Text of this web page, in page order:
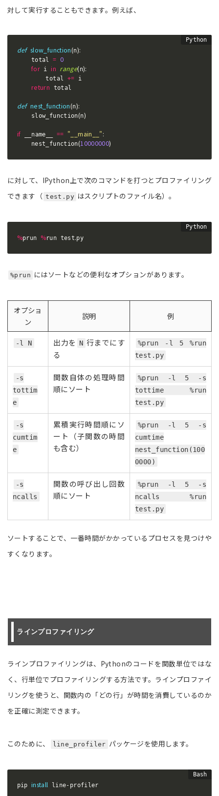
対して実行することもできます。例えば、
def slow_function(n):
    total
= 0
for i in range(n):
        total
+= i
return total
def nest_function(n):
    slow_function
(n)
if __name__ == "__main__":
    nest_function
(10000000)
に対して、IPython上で次のコマンドを打つとプロファイリング
できます（ test.py はスクリプトのファイル名）。
%prun %run test.py
%prun にはソートなどの便利なオプションがあります。
オプショ
ン
説明 例
-l N 出力を N 行までにす
る
%prun -l 5 %run
test.py
-s
tottim
e
関数自体の処理時間
順にソート
%prun -l 5 -s
tottime %run
test.py
-s
cumtim
e
累積実行時間順にソ
ート（子関数の時間
も含む）
%prun -l 5 -s
cumtime
nest_function(100
0000)
-s
ncalls
関数の呼び出し回数
順にソート
%prun -l 5 -s
ncalls %run
test.py
ソートすることで、一番時間がかかっているプロセスを見つけや
すくなります。
ラインプロファイリング
ラインプロファイリングは、Pythonのコードを関数単位ではな
く、行単位でプロファイリングする方法です。ラインプロファイ
リングを使うと、関数内の「どの行」が時間を消費しているのか
を正確に測定できます。
このために、 line_profiler パッケージを使用します。
pip install line-profiler